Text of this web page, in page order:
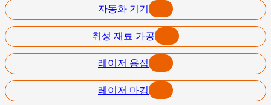
자동화 기기
취성 재료 가공
레이저 용접
레이저 마킹